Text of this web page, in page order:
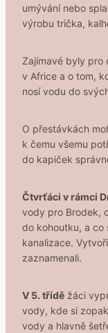
umývání nebo
výrobu trička,
Zajímavé byly pro
v Africe a o tom,
nosí vodu do
O přestávkách
k čemu všemu
do kapiček
Čtvrťáci v rámci
vody pro Brodek,
do kohoutku, a co
kanalizace.
zaznamenali.
V 5. třídě žáci
vody, kde si
vody a hlavně